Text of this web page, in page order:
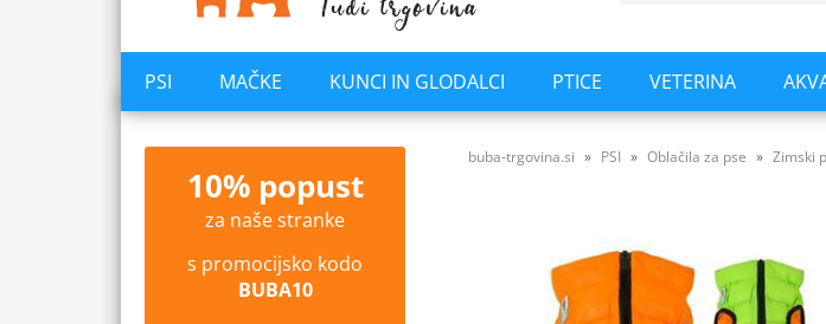
PSI MAČKE KUNCI IN GLODALCI PTICE VETERINA
10% popust
za naše stranke
s promocijsko kodo
BUBA10
buba-trgovina.si PSI Oblačila za pse Zimski